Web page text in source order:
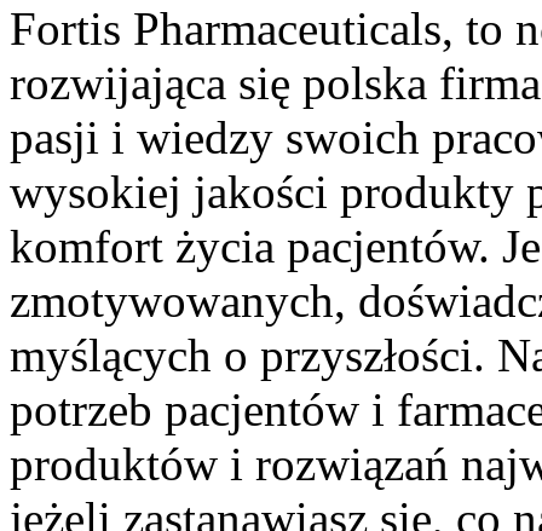
Fortis Pharmaceuticals, to
rozwijająca się polska
pasji i wiedzy swoich
wysokiej jakości produkty
komfort życia pacjentów.
zmotywowanych,
myślących o przyszłości.
potrzeb pacjentów i
produktów i rozwiązań
jeżeli zastanawiasz się, co